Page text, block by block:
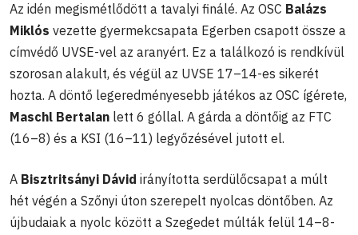
Az idén megismétlődött a tavalyi finálé. Az OSC Balázs
Miklós vezette gyermekcsapata Egerben csapott össze a
címvédő UVSE-vel az aranyért. Ez a találkozó is rendkívül
szorosan alakult, és végül az UVSE 17–14-es sikerét
hozta. A döntő legeredményesebb játékos az OSC ígérete,
Maschl Bertalan lett 6 góllal. A gárda a döntőig az FTC
(16–8) és a KSI (16–11) legyőzésével jutott el.
A Bisztritsányi Dávid irányította serdülőcsapat a múlt
hét végén a Szőnyi úton szerepelt nyolcas döntőben. Az
újbudaiak a nyolc között a Szegedet múlták felül 14–8-